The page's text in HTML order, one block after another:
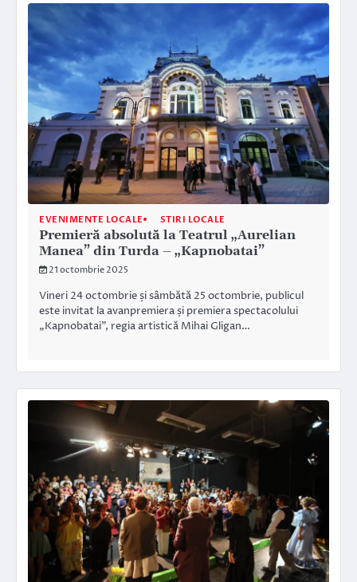
EVENIMENTE LOCALE STIRI LOCALE
Premieră absolută la Teatrul „Aurelian
Manea” din Turda – „Kapnobatai”
21 octombrie 2025
Vineri 24 octombrie și sâmbătă 25 octombrie, publicul
este invitat la avanpremiera și premiera spectacolului
„Kapnobatai”, regia artistică Mihai Gligan…